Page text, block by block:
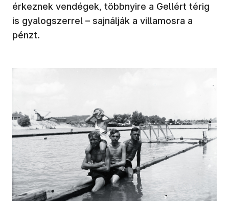
érkeznek vendégek, többnyire a Gellért térig
is gyalogszerrel – sajnálják a villamosra a
pénzt.